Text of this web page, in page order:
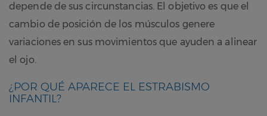
depende de sus circunstancias. El objetivo es que el
cambio de posición de los músculos genere
variaciones en sus movimientos que ayuden a alinear
el ojo.
¿POR QUÉ APARECE EL ESTRABISMO
INFANTIL?